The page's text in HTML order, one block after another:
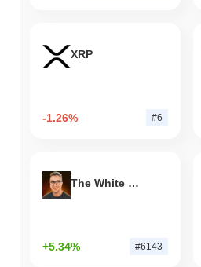
XRP
-1.26% #6
The White Bull
+5.34% #6143